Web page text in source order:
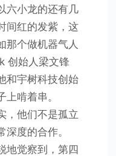
六小龙的还有几
间红的发紫，这
那个做机器气人
创始人梁文锋
和宇树科技创始
啃着串。
，他们不是孤立
度的合作。
地觉察到，第四